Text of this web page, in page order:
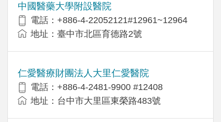
中國醫藥大學附設醫院
電話：+886-4-22052121#12961~12964
地址：臺中市北區育德路2號
仁愛醫療財團法人大里仁愛醫院
電話：+886-4-2481-9900 #12408
地址：台中市大里區東榮路483號